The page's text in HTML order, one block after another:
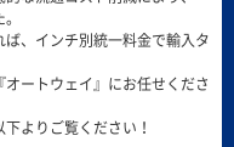
。ヨーロッパをはじめア
で販売されています。
4.49
こちら!
94W XL
、インチ別統一料金で輸入タ
ートウェイ』にお任せくださ
よりご覧ください！